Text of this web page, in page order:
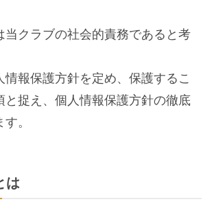
当クラブの社会的責務であると考
情報保護方針を定め、保護するこ
と捉え、個人情報保護方針の徹底
。
は